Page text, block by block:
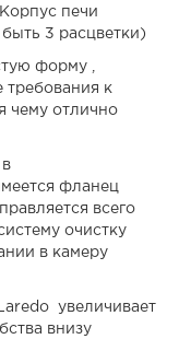
печи
3 расцветки)
форму ,
к
чему отлично
фланец
всего
очистку
в камеру
увеличивает
внизу